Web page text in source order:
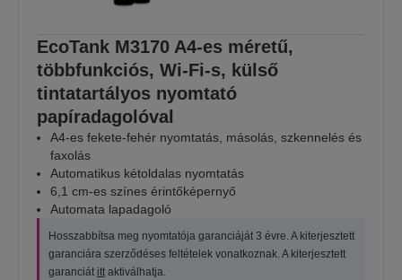
EcoTank M3170 A4-es méretű,
többfunkciós, Wi-Fi-s, külső
tintatartályos nyomtató
papíradagolóval
A4-es fekete-fehér nyomtatás, másolás, szkennelés és
faxolás
Automatikus kétoldalas nyomtatás
6,1 cm-es színes érintőképernyő
Automata lapadagoló
Hosszabbítsa meg nyomtatója garanciáját 3 évre. A kiterjesztett
garanciára szerződéses feltételek vonatkoznak. A kiterjesztett
garanciát itt aktiválhatja.